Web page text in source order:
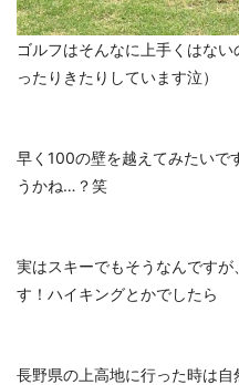
ゴルフはそんなに上手くはな
ったりきたりしています泣）
早く100の壁を越えてみたいで
うかね…？笑
実はスキーでもそうなんです
す！ハイキングとかでしたら
長野県の上高地に行った時は